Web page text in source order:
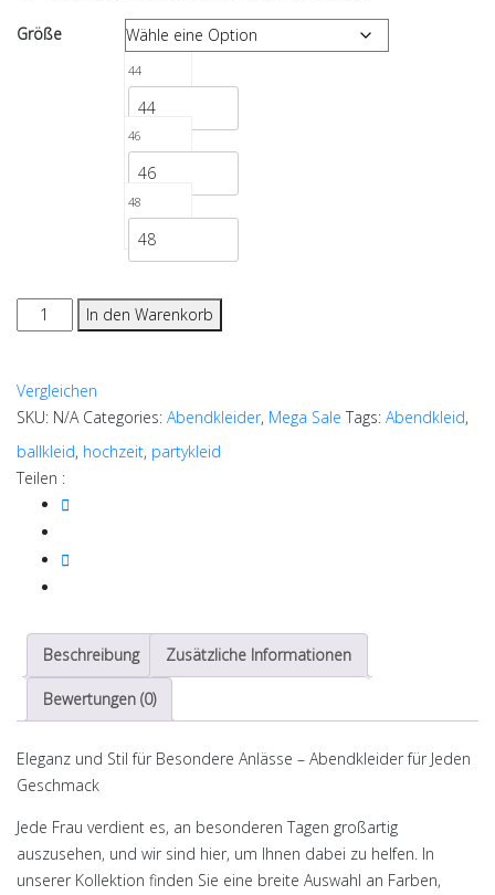
Größe
44
44
46
46
48
48
Melodi
Kleid-
Menge
In den Warenkorb
Vergleichen
SKU: N/A Categories: Abendkleider, Mega Sale Tags: Abendkleid,
ballkleid, hochzeit, partykleid
Teilen :
Beschreibung Zusätzliche Informationen
Bewertungen (0)
Eleganz und Stil für Besondere Anlässe – Abendkleider für Jeden
Geschmack
Jede Frau verdient es, an besonderen Tagen großartig
auszusehen, und wir sind hier, um Ihnen dabei zu helfen. In
unserer Kollektion finden Sie eine breite Auswahl an Farben,